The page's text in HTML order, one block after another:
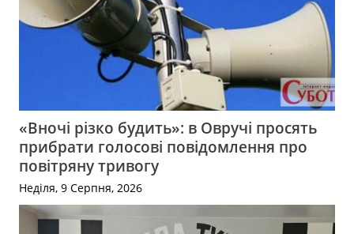
«Вночі різко будить»: в Овручі просять
прибрати голосові повідомлення про
повітряну тривогу
Неділя, 9 Серпня, 2026